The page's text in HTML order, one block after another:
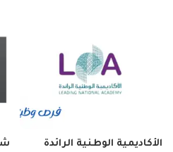
الأكاديمية الوطنية الرائدة